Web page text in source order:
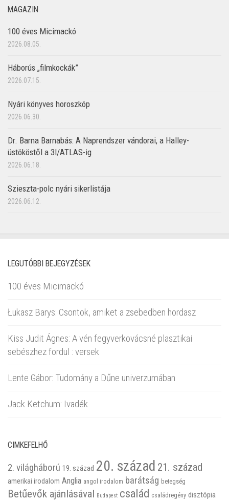
MAGAZIN
100 éves Micimackó
2026.08.05.
Háborús „filmkockák”
2026.07.15.
Nyári könyves horoszkóp
2026.06.30.
Dr. Barna Barnabás: A Naprendszer vándorai, a Halley-
üstököstől a 3I/ATLAS-ig
2026.06.18.
Szieszta-polc nyári sikerlistája
2026.06.12.
LEGUTÓBBI BEJEGYZÉSEK
100 éves Micimackó
Łukasz Barys: Csontok, amiket a zsebedben hordasz
Kiss Judit Ágnes: A vén fegyverkovácsné plasztikai
sebészhez fordul : versek
Lente Gábor: Tudomány a Dűne univerzumában
Jack Ketchum: Ivadék
CIMKEFELHŐ
2. világháború 19. század 20. század 21. század
amerikai irodalom Anglia angol irodalom barátság betegség
Betűevők ajánlásával Budapest család családregény disztópia